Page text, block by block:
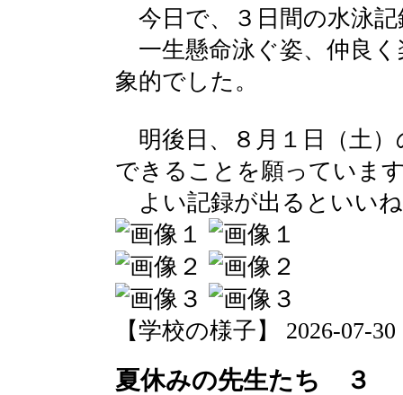
今日で、３日間の水泳
一生懸命泳ぐ姿、仲良
象的でした。
明後日、８月１日（土）
できることを願っていま
よい記録が出るといい
【学校の様子】 2026-07-
夏休みの先生たち ３